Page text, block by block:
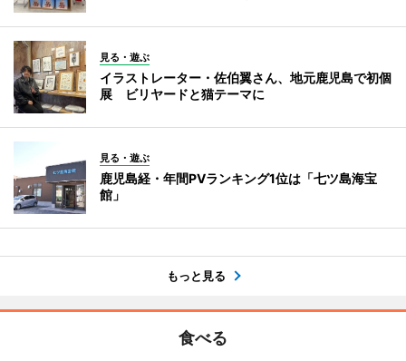
見る・遊ぶ
イラストレーター・佐伯翼さん、地元鹿児島で初個
展 ビリヤードと猫テーマに
見る・遊ぶ
鹿児島経・年間PVランキング1位は「七ツ島海宝
館」
もっと見る
食べる